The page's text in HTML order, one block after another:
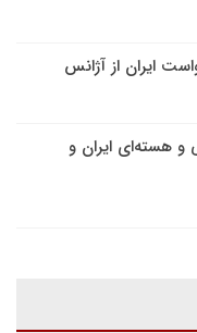
ایران از آژانس
هسته‌ای ایران و